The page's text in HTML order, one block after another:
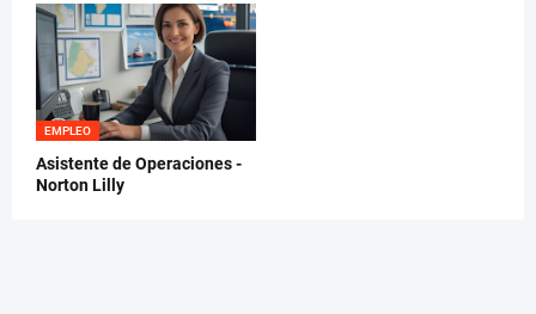
EMPLEO
Asistente de Operaciones -
Norton Lilly